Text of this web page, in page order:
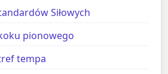
Siłowych
pionowego
tempa